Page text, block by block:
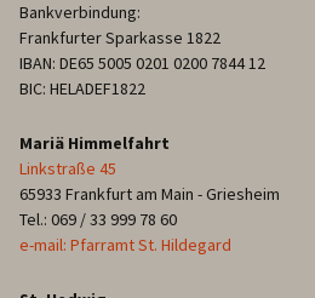
Bankverbindung:
Frankfurter Sparkasse 1822
IBAN: DE65 5005 0201 0200 7844 12
BIC: HELADEF1822
Mariä Himmelfahrt
Linkstraße 45
65933 Frankfurt am Main - Griesheim
Tel.: 069 / 33 999 78 60
e-mail: Pfarramt St. Hildegard